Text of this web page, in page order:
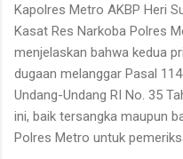
Kapolres Metro AKBP Heri
Kasat Res Narkoba Polres
menjelaskan bahwa kedua
dugaan melanggar Pasal
Undang-Undang RI No. 35
ini, baik tersangka maupun
Polres Metro untuk